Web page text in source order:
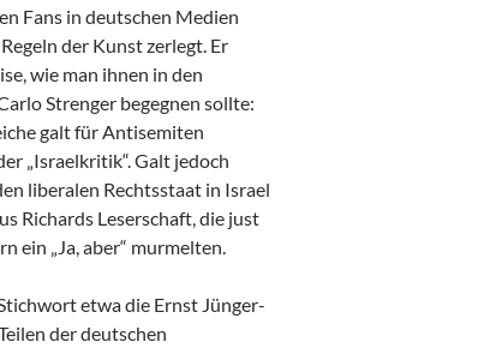
Fans in deutschen Medien
der Kunst zerlegt. Er
wie man ihnen in den
Strenger begegnen sollte:
galt für Antisemiten
„Israelkritik“. Galt jedoch
liberalen Rechtsstaat in Israel
Richards Leserschaft, die just
ein „Ja, aber“ murmelten.
etwa die Ernst Jünger-
der deutschen